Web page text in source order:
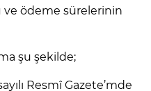
ve ödeme sürelerinin
şu şekilde;
Resmî Gazete’mde